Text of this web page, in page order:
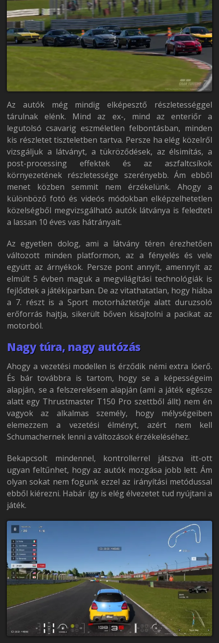
Az autók még mindig elképesztő részletességgel
tárulnak elénk. Mind az ex-, mind az enteriőr a
legutolsó csavarig eszméletlen felbontásban, minden
kis részletet tiszteletben tartva. Persze ha elég közelről
vizsgáljuk a látványt, a tükröződések, az élsimítás, a
post-processing effektek és az aszfaltcsíkok
környezetének részletessége szerényebb. Ám ebből
menet közben semmit nem érzékelünk. Ahogy a
különböző fotó és videós módokban elképzelhetetlen
közelségből megvizsgálható autók látványa is feledteti
a lassan 10 éves vas hátrányait.
Az egyetlen dolog, ami a látvány téren érezhetően
változott minden platformon, az a fényelés és vele
együtt az árnyékok. Persze pont annyit, amennyit az
elmúlt 5 évben maguk a megvilágítási technológiák is
fejlődtek a játékiparban. De az vitathatatlan, hogy hiába
a 7. részt is a Sport motorháztetője alatt duruzsoló
erőforrás hajtja, sikerült bőven kisajtolni a pacikat az
motorból.
Nagy túra, nagy autózás
Ahogy a vezetési modellen is érződik némi extra lóerő.
És bár továbbra is tartom, hogy se a képességeim
alapján, se a felszerelésem alapján (ami a játék egésze
alatt egy Thrustmaster T150 Pro szettből állt) nem én
vagyok az alkalmas személy, hogy mélységeiben
elemezzem a vezetési élményt, azért nem kell
Schumachernek lenni a változások érzékeléséhez.
Bekapcsolt mindennel, kontrollerrel játszva itt-ott
ugyan feltűnhet, hogy az autók mozgása jobb lett. Ám
olyan sokat nem fogunk ezzel az irányítási metódussal
ebből kiérezni. Habár így is elég élvezetet tud nyújtani a
játék.